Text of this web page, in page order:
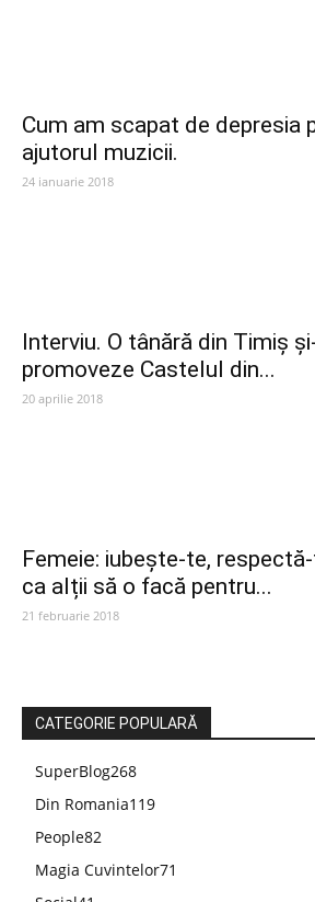
Cum am scapat de depresia
ajutorul muzicii.
24 ianuarie 2018
Interviu. O tânără din Timiș
promoveze Castelul din...
20 aprilie 2018
Femeie: iubește-te,
ca alții să o facă pentru...
21 februarie 2018
CATEGORIE POPULARĂ
SuperBlog268
Din Romania119
People82
Magia Cuvintelor71